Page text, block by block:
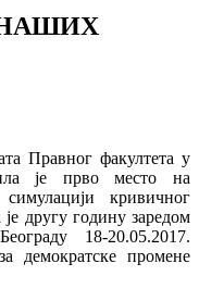
Правног факултета у
је прво место на
кривичног
је другу годину заредом
18-20.05.2017.
демократске промене